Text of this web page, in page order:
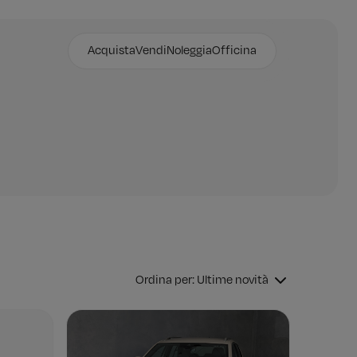
AcquistaVendiNoleggiaOfficina
Ordina per: Ultime novità